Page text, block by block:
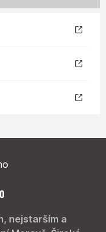
nejstarším a